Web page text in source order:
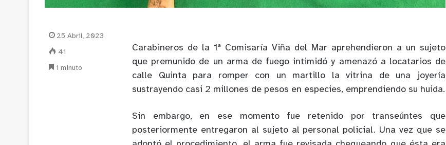
Carabineros de la 1ª Comisaría Viña del Mar aprehendieron a un sujeto
que premunido de un arma de fuego intimidó y amenazó a locatarios de
calle Quinta para romper con un martillo la vitrina de una joyería
sustrayendo casi 2 millones de pesos en especies, emprendiendo su huida.
Sin embargo, en ese momento fue retenido por transeúntes que
posteriormente entregaron al sujeto al personal policial. Una vez que se
25 Abril, 2023
41
1 minuto